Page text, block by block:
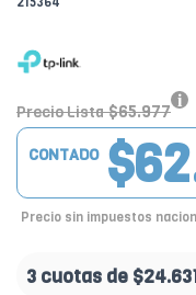
Precio Lista $65.977
CONTADO
Precio sin impuestos
3 cuotas de